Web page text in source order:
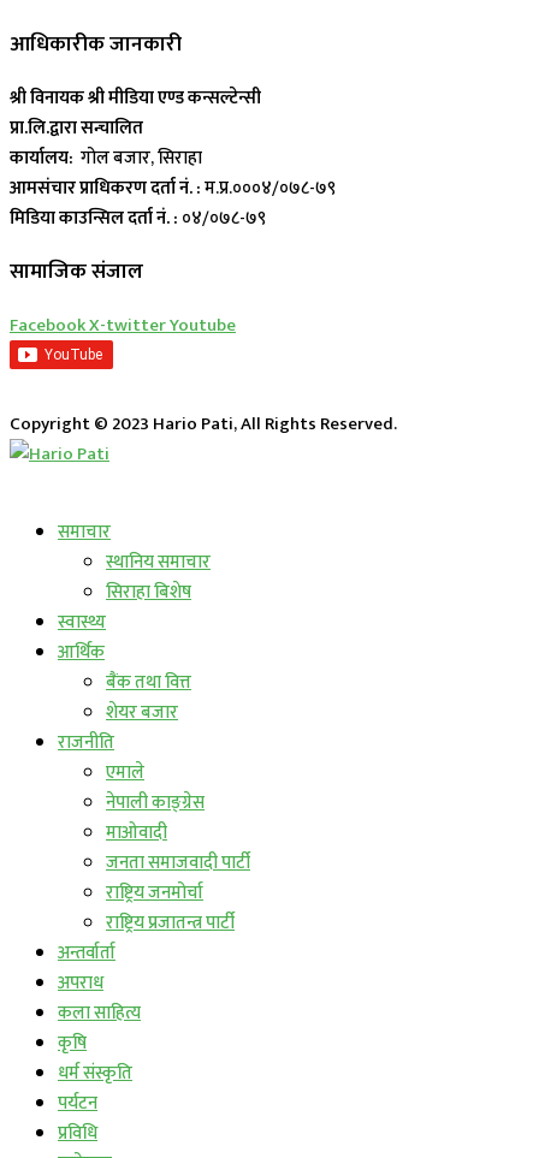
आधिकारीक जानकारी
श्री विनायक श्री मीडिया एण्ड कन्सल्टेन्सी
प्रा.लि.द्वारा सन्चालित
कार्यालय: गोल बजार, सिराहा
आमसंचार प्राधिकरण दर्ता नं. :म.प्र.०००४/०७८-७९
मिडिया काउन्सिल दर्ता नं. : ०४/०७८-७९
सामाजिक संजाल
FacebookX-twitterYoutube
Copyright © 2023 Hario Pati, All Rights Reserved.
समाचार
स्थानिय समाचार
सिराहा बिशेष
स्वास्थ्य
आर्थिक
बैंक तथा वित्त
शेयर बजार
राजनीति
एमाले
नेपाली काङ्ग्रेस
माओवादी
जनता समाजवादी पार्टी
राष्ट्रिय जनमोर्चा
राष्ट्रिय प्रजातन्त्र पार्टी
अन्तर्वार्ता
अपराध
कला साहित्य
कृषि
धर्म संस्कृति
पर्यटन
प्रविधि